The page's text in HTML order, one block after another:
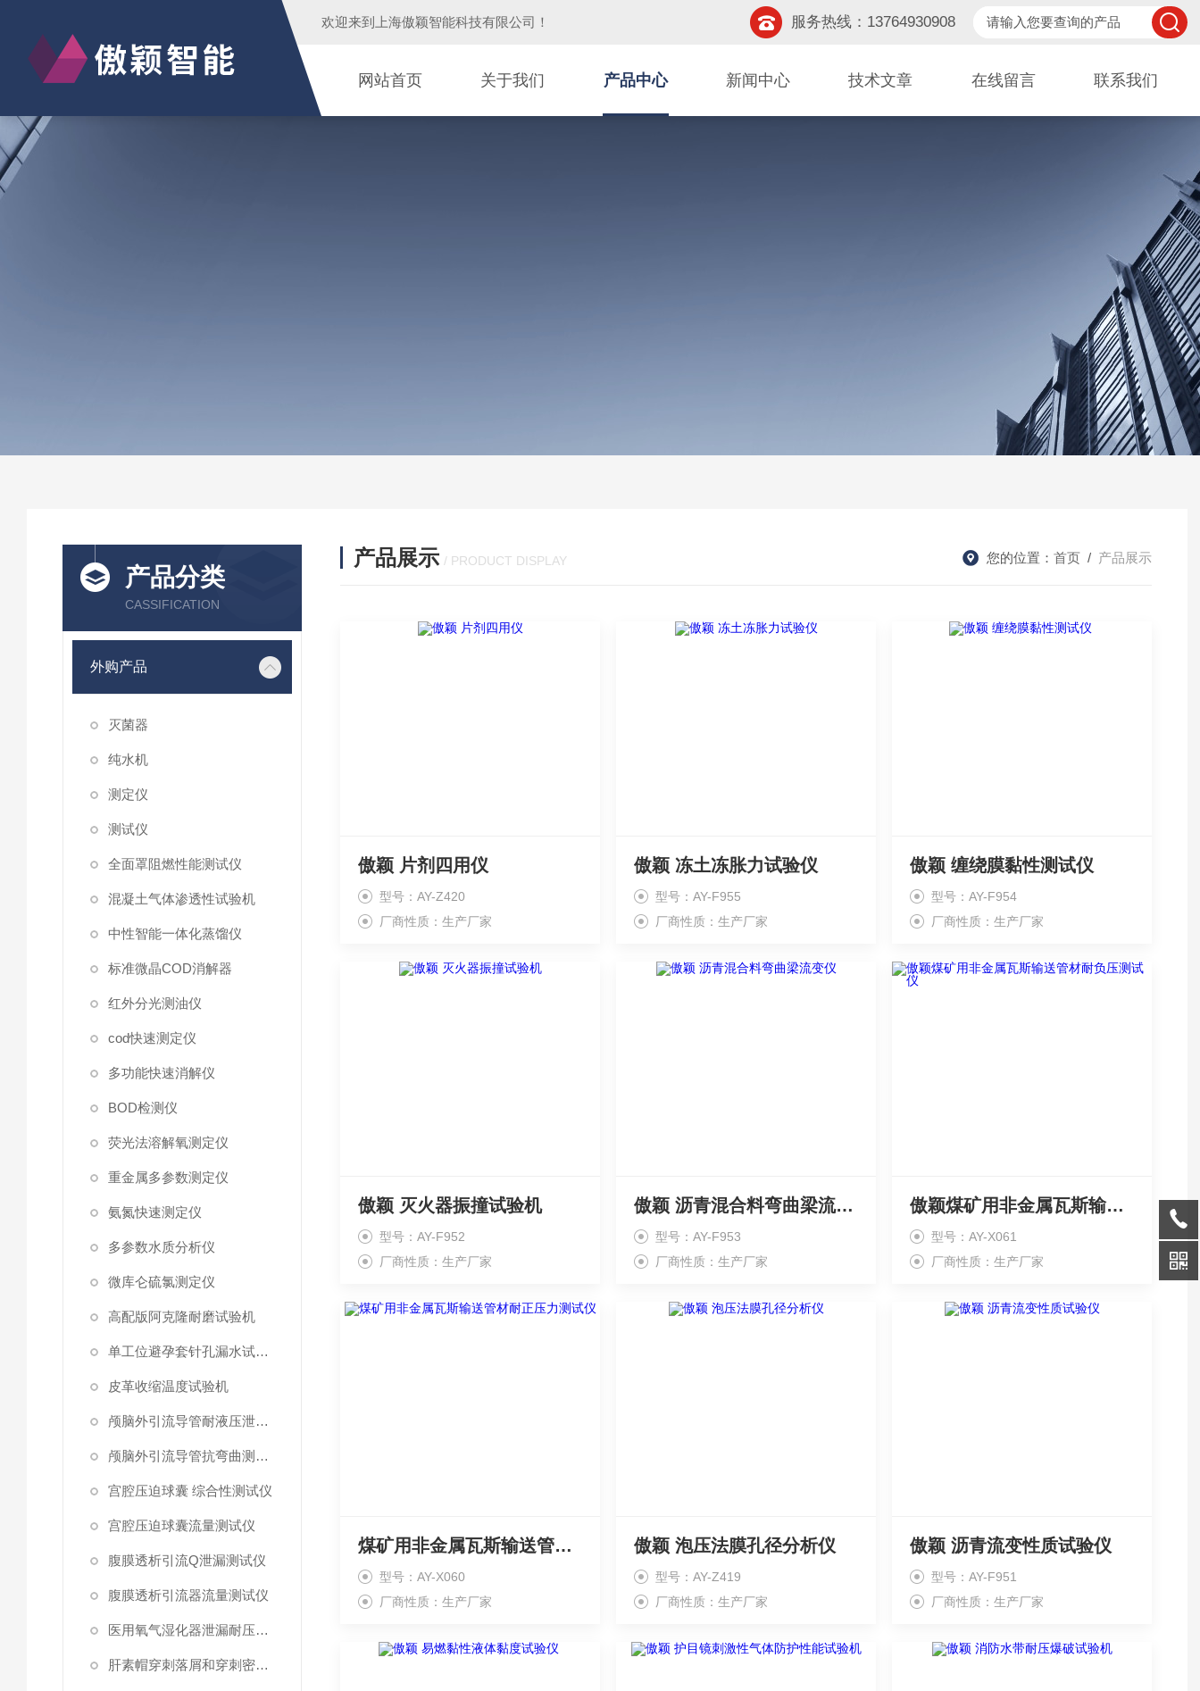
欢迎来到 上海傲颖智能科技有限公司 ！ 服务热线：13764930908
网站首页 关于我们 产品中心 新闻中心 技术文章 在线留言 联系我们
产品分类
CASSIFICATION
外购产品
灭菌器
纯水机
测定仪
测试仪
全面罩阻燃性能测试仪
混凝土气体渗透性试验机
中性智能一体化蒸馏仪
标准微晶COD消解器
红外分光测油仪
cod快速测定仪
多功能快速消解仪
BOD检测仪
荧光法溶解氧测定仪
重金属多参数测定仪
氨氮快速测定仪
多参数水质分析仪
微库仑硫氯测定仪
高配版阿克隆耐磨试验机
单工位避孕套针孔漏水试验仪
皮革收缩温度试验机
颅脑外引流导管耐液压泄漏测试仪
颅脑外引流导管抗弯曲测试仪
宫腔压迫球囊 综合性测试仪
宫腔压迫球囊流量测试仪
腹膜透析引流Q泄漏测试仪
腹膜透析引流器流量测试仪
医用氧气湿化器泄漏耐压测试仪
肝素帽穿刺落屑和穿刺密封性测试仪
产品展示 / PRODUCT DISPLAY 您的位置： 首页 / 产品展示
傲颖 片剂四用仪
型号：AY-Z420
厂商性质：生产厂家
傲颖 冻土冻胀力试验仪
型号：AY-F955
厂商性质：生产厂家
傲颖 缠绕膜黏性测试仪 ‌
型号：AY-F954
厂商性质：生产厂家
傲颖 灭火器振撞试验机
型号：AY-F952
厂商性质：生产厂家
傲颖 沥青混合料弯曲梁流变仪
型号：AY-F953
厂商性质：生产厂家
傲颖煤矿用非金属瓦斯输送管材耐负压测试仪
型号：AY-X061
厂商性质：生产厂家
煤矿用非金属瓦斯输送管材耐正压力测试仪
型号：AY-X060
厂商性质：生产厂家
傲颖 泡压法膜孔径分析仪
型号：AY-Z419
厂商性质：生产厂家
傲颖 沥青流变性质试验仪
型号：AY-F951
厂商性质：生产厂家